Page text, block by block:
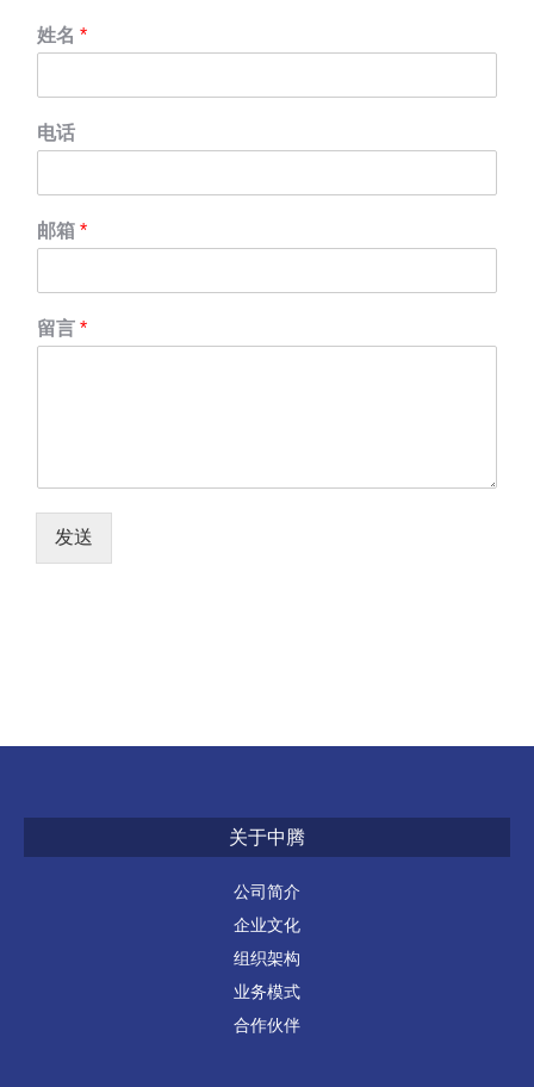
姓名 *
电话
邮箱 *
留言 *
发送
关于中腾
公司简介
企业文化
组织架构
业务模式
合作伙伴